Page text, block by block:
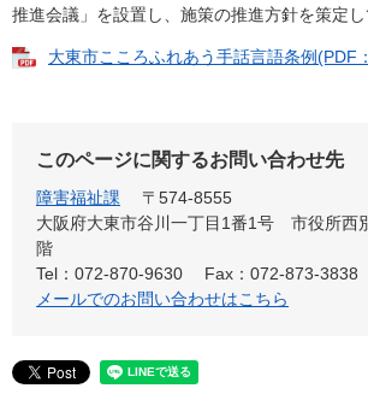
推進会議」を設置し、施策の推進方針を策定し
大東市こころふれあう手話言語条例(PDF
このページに関するお問い合わせ先
障害福祉課
〒574-8555
大阪府大東市谷川一丁目1番1号 市役所西
階
Tel：072-870-9630
Fax：072-873-3838
メールでのお問い合わせはこちら